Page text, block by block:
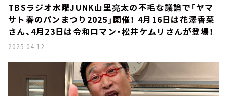
TBSラジオ水曜JUNK山里亮太の不毛な議論で「ヤマ
サト春のパンまつり2025」開催！ 4月16日は花澤香菜
さん、4月23日は令和ロマン・松井ケムリさんが登場！
2025.04.12